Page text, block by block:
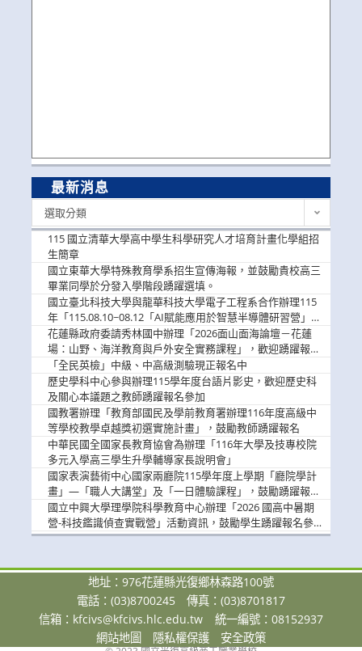
最新消息
選取分類
115 國立清華大學高中學生科學研究人才培育計畫化學組招
生簡章
國立東華大學特殊教育學系招生宣傳海報，並鼓勵貴校高三
畢業同學於分發入學階段踴躍選填。
國立臺北科技大學與龍華科技大學電子工程系合作辦理115
年「115.08.10~08.12「AI賦能應用於智慧半導體研習營」，
歡迎學生踴躍報名參加
花蓮縣政府委請秀林國中辦理「2026面山面海論壇－花蓮
場：山野、海洋教育與戶外安全實務課程」，歡迎踴躍報名
參加
「全民英檢」中級、中高級測驗現正報名中
歷史學科中心參與辦理115學年度台語片影史，歡迎歷史科
及關心本議題之教師踴躍報名參加
國教署辦理「教育部國民及學前教育署辦理116年度高級中
等學校教學卓越獎初選實施計畫」，鼓勵教師踴躍報名
中華民國全國家長教育協會為辦理「116年大學及技專校院
多元入學高三學生升學輔導家長說明會」
國家表演藝術中心國家兩廳院115學年度上學期「廳院學計
畫」—「職人大講堂」及「一日體驗課程」，鼓勵踴躍報名
參與。
國立中興大學理學院科學教育中心辦理「2026 國高中暑期
營-科技鑑識偵查實戰營」活動資訊，鼓勵學生踴躍報名參
加。
地址：976花蓮縣光復鄉林森路100號
電話：(03)8700245
傳真：(03)8701817
信箱： kfcivs@kfcivs.hlc.edu.tw
統一編號：08152937
網站地圖
隱私權保護 安全政策